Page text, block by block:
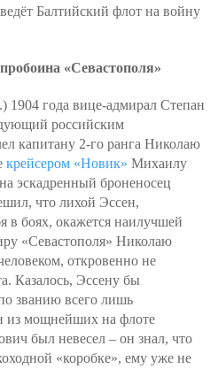
Балтийский флот на войну
«Севастополя»
1904 года вице-адмирал Степан
российским
капитану 2-го ранга Николаю
крейсером «Новик» Михаилу
эскадренный броненосец
что лихой Эссен,
в боях, окажется наилучшей
«Севастополя» Николаю
откровенно не
Казалось, Эссену бы
званию всего лишь
из мощнейших на флоте
был невесел – он знал, что
«коробке», ему уже не